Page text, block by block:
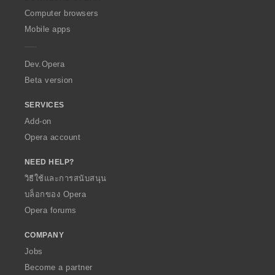
O
p
a
Computer browsers
Mobile apps
Dev.Opera
Beta version
SERVICES
Add-on
Opera account
NEED HELP?
วิธีใช้และการสนับสนุน
บล็อกของ Opera
Opera forums
COMPANY
Jobs
Become a partner